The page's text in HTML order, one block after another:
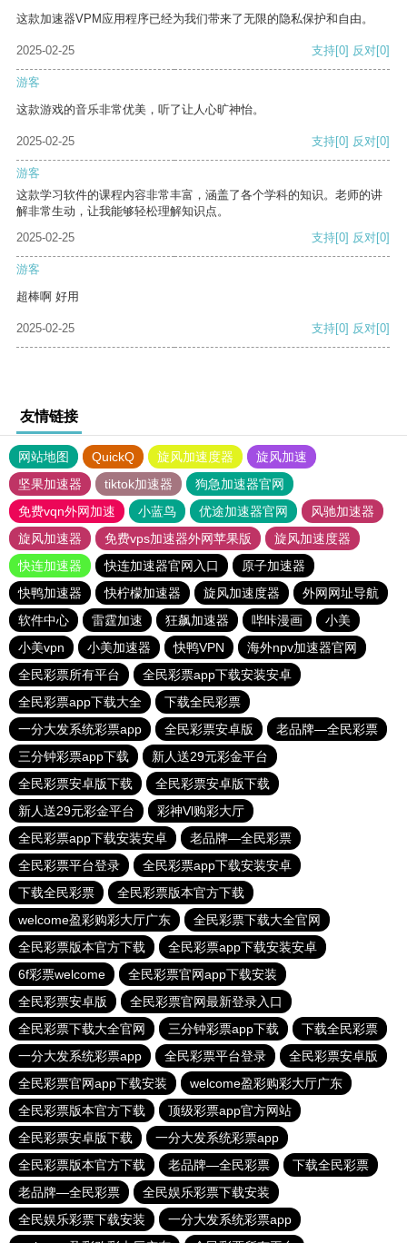
这款加速器VPM应用程序已经为我们带来了无限的隐私保护和自由。
2025-02-25 支持[0] 反对[0]
游客
这款游戏的音乐非常优美，听了让人心旷神怡。
2025-02-25 支持[0] 反对[0]
游客
这款学习软件的课程内容非常丰富，涵盖了各个学科的知识。老师的讲
解非常生动，让我能够轻松理解知识点。
2025-02-25
支持[0] 反对[0]
游客
超棒啊 好用
2025-02-25 支持[0] 反对[0]
友情链接
网站地图 QuickQ 旋风加速度器
旋风加速
坚果加速器
tiktok加速器
狗急加速器官网
免费vqn外网加速
小蓝鸟 优途加速器官网
风驰加速器
旋风加速器
免费vps加速器外网苹果版
旋风加速度器
快连加速器
快连加速器官网入口
原子加速器
快鸭加速器
快柠檬加速器 旋风加速度器
外网网址导航
软件中心
雷霆加速 狂飙加速器 哔咔漫画
小美
小美vpn
小美加速器 快鸭VPN
海外npv加速器官网
全民彩票所有平台
全民彩票app下载安装安卓
全民彩票app下载大全
下载全民彩票
一分大发系统彩票app
全民彩票安卓版
老品牌—全民彩票
三分钟彩票app下载
新人送29元彩金平台
全民彩票安卓版下载
全民彩票安卓版下载
新人送29元彩金平台
彩神Vl购彩大厅
全民彩票app下载安装安卓
老品牌—全民彩票
全民彩票平台登录
全民彩票app下载安装安卓
下载全民彩票
全民彩票版本官方下载
welcome盈彩购彩大厅广东
全民彩票下载大全官网
全民彩票版本官方下载
全民彩票app下载安装安卓
6f彩票welcome
全民彩票官网app下载安装
全民彩票安卓版
全民彩票官网最新登录入口
全民彩票下载大全官网
三分钟彩票app下载
下载全民彩票
一分大发系统彩票app
全民彩票平台登录
全民彩票安卓版
全民彩票官网app下载安装
welcome盈彩购彩大厅广东
全民彩票版本官方下载
顶级彩票app官方网站
全民彩票安卓版下载
一分大发系统彩票app
全民彩票版本官方下载
老品牌—全民彩票
下载全民彩票
老品牌—全民彩票
全民娱乐彩票下载安装
全民娱乐彩票下载安装
一分大发系统彩票app